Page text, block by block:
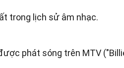
trong lịch sử âm nhạc.
phát sóng trên MTV